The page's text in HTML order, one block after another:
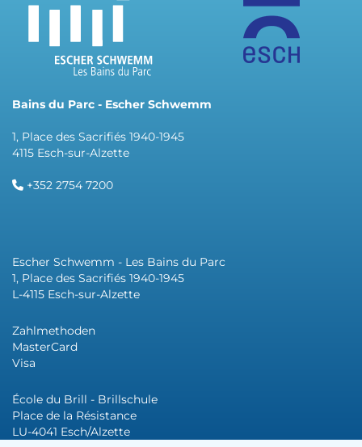
Bains du Parc - Escher Schwemm
1, Place des Sacrifiés 1940-1945
4115 Esch-sur-Alzette
+352 2754 7200
Escher Schwemm - Les Bains du Parc
1, Place des Sacrifiés 1940-1945
L-4115 Esch-sur-Alzette
Zahlmethoden
MasterCard
Visa
École du Brill - Brillschule
Place de la Résistance
LU-4041 Esch/Alzette